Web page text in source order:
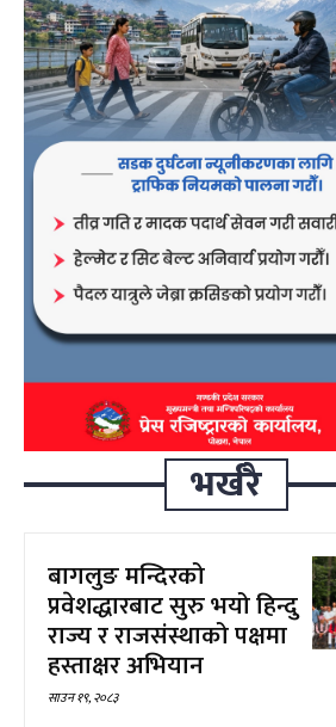
भर्खरै
बागलुङ मन्दिरको
प्रवेशद्धारबाट सुरु भयो हिन्दु
राज्य र राजसंस्थाको पक्षमा
हस्ताक्षर अभियान
साउन १९, २०८३